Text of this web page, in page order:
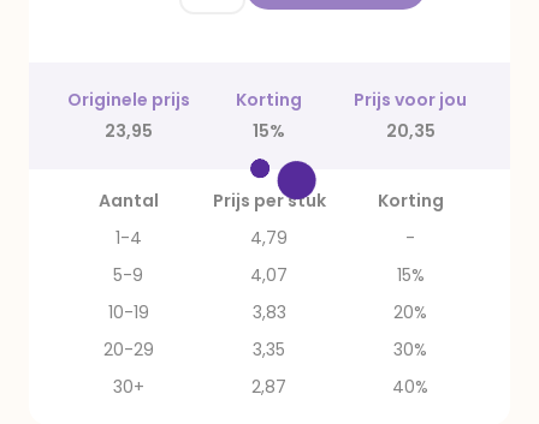
Originele prijs Korting
Prijs voor jou
23,95
15% 20,35
Aantal Prijs per stuk
Korting
1-4
4,79
-
5-9
4,07
15%
10-19
3,83
20%
20-29
3,35
30%
30+
2,87 40%